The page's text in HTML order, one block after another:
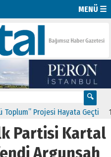
MENÜ ☰
Projesi Hayata Geçti 11:41
Partisi Kartal
Argunşah